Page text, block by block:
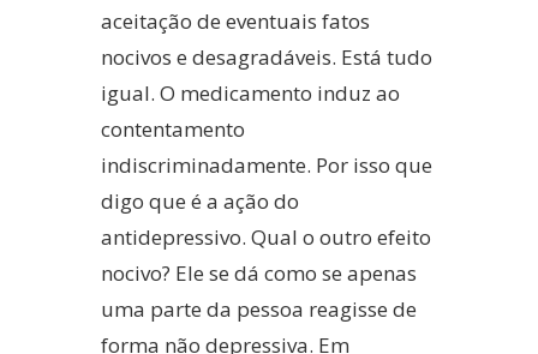
aceitação de eventuais fatos
nocivos e desagradáveis. Está tudo
igual. O medicamento induz ao
contentamento
indiscriminadamente. Por isso que
digo que é a ação do
antidepressivo. Qual o outro efeito
nocivo? Ele se dá como se apenas
uma parte da pessoa reagisse de
forma não depressiva. Em